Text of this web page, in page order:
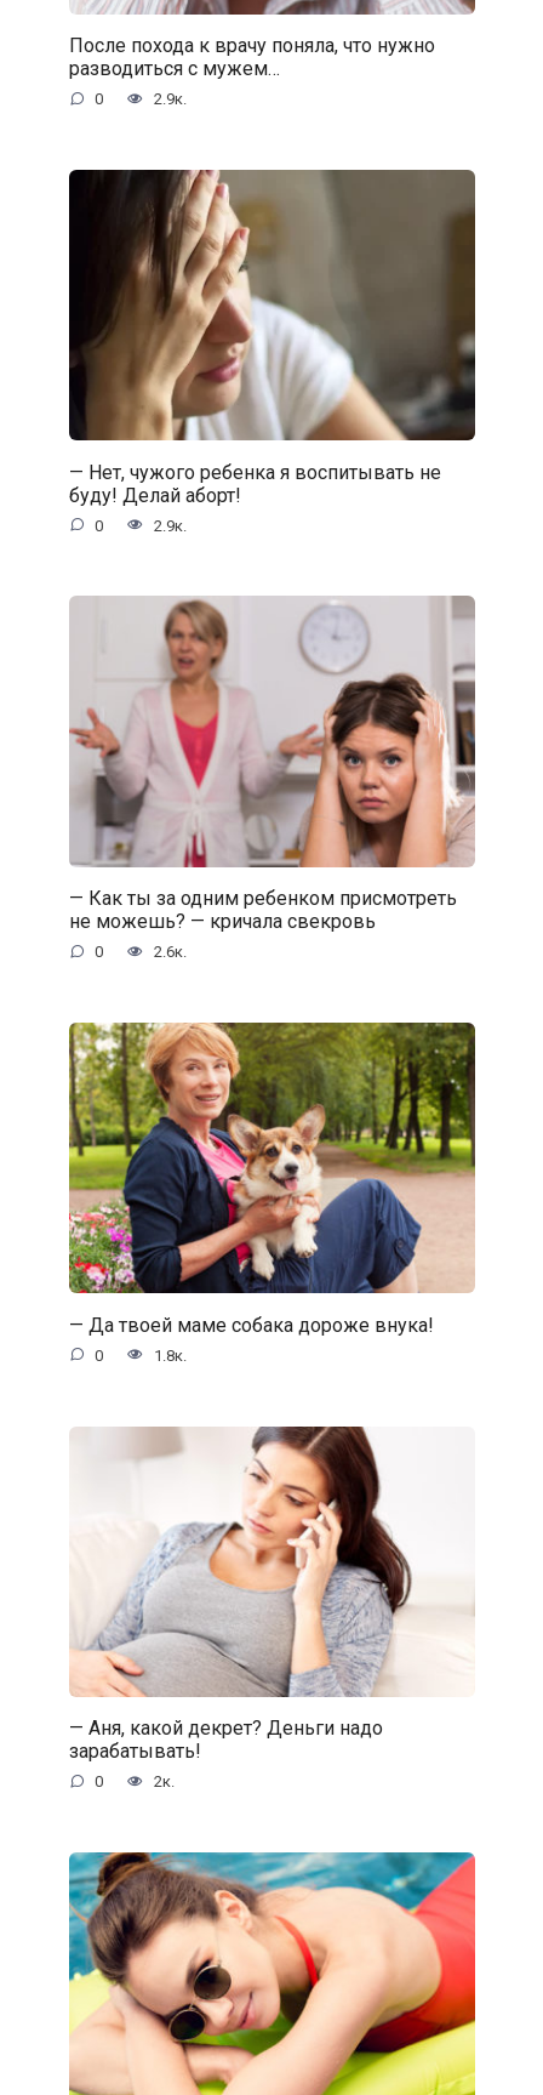
После похода к врачу поняла, что нужно
разводиться с мужем…
0 2.9к.
— Нет, чужого ребенка я воспитывать не
буду! Делай аборт!
0 2.9к.
— Как ты за одним ребенком присмотреть
не можешь? — кричала свекровь
0 2.6к.
— Да твоей маме собака дороже внука!
0 1.8к.
— Аня, какой декрет? Деньги надо
зарабатывать!
0 2к.